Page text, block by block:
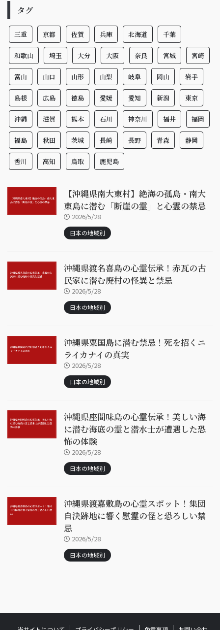
タグ
三重 京都 佐賀 兵庫 北海道 千葉
和歌山 埼玉 大分 大阪 奈良 宮城 宮崎
富山 山口 山形 山梨 岐阜 岡山 岩手
島根 広島 徳島 愛媛 愛知 新潟 東京
沖縄 滋賀 熊本 石川 神奈川 福井 福岡
福島 秋田 茨城 長崎 長野 青森 静岡
香川 高知 鳥取 鹿児島
【沖縄県南大東村】絶海の孤島・南大
東島に潜む「断崖の霊」と心霊の禁忌
2026/5/28
日本の地域別
沖縄県渡名喜島の心霊伝承！赤瓦の古
民家に潜む廃村の怪異と禁忌
2026/5/28
日本の地域別
沖縄県粟国島に潜む禁忌！死を招くニ
ライカナイの真実
2026/5/28
日本の地域別
沖縄県座間味島の心霊伝承！美しい海
に潜む海底の霊と潜水士が遭遇した恐
怖の体験
2026/5/28
日本の地域別
沖縄県渡嘉敷島の心霊スポット！集団
自決跡地に響く慰霊の怪と恐ろしい禁
忌
2026/5/28
日本の地域別